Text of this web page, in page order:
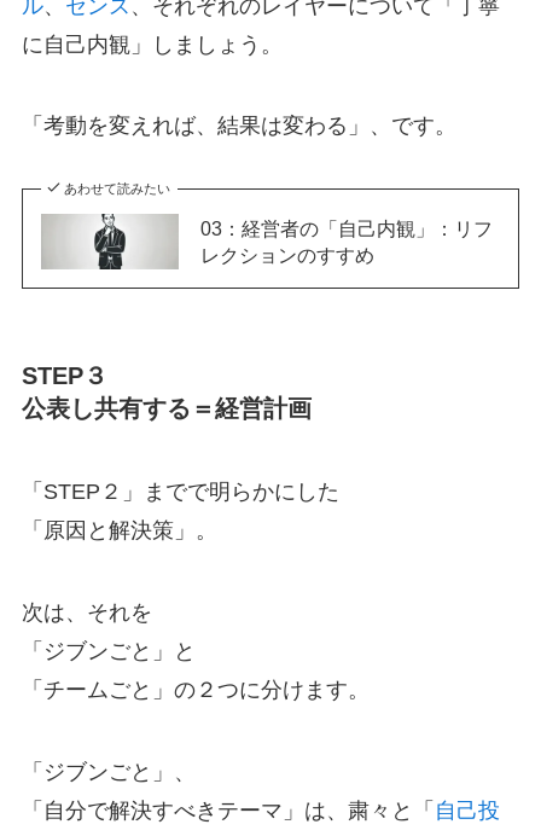
ル、 センス 、それぞれのレイヤーについて「丁寧
に自己内観」しましょう。
「考動を変えれば、結果は変わる」、です。
あわせて読みたい
03：経営者の「自己内観」：リフ
レクションのすすめ
STEP３
公表し共有する＝経営計画
「STEP２」までで明らかにした
「原因と解決策」。
次は、それを
「ジブンごと」と
「チームごと」の２つに分けます。
「ジブンごと」、
「自分で解決すべきテーマ」は、粛々と「 自己投